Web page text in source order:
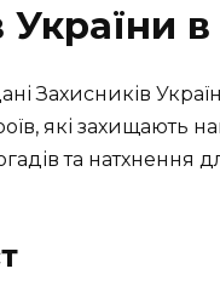
в
Захисників
які захищають
та натхнення